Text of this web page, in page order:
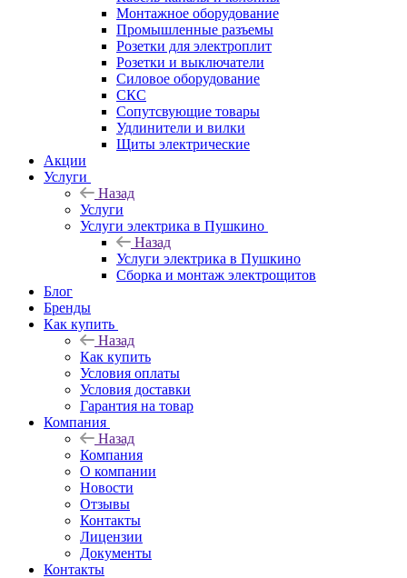
Монтажное оборудование
Промышленные разъемы
Розетки для электроплит
Розетки и выключатели
Силовое оборудование
СКС
Сопутсвующие товары
Удлинители и вилки
Щиты электрические
Акции
Услуги
Назад
Услуги
Услуги электрика в Пушкино
Назад
Услуги электрика в Пушкино
Сборка и монтаж электрощитов
Блог
Бренды
Как купить
Назад
Как купить
Условия оплаты
Условия доставки
Гарантия на товар
Компания
Назад
Компания
О компании
Новости
Отзывы
Контакты
Лицензии
Документы
Контакты